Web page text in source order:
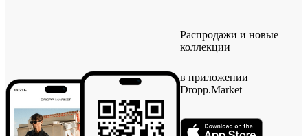
Распродажи и новые
коллекции
в приложении
Dropp.Market